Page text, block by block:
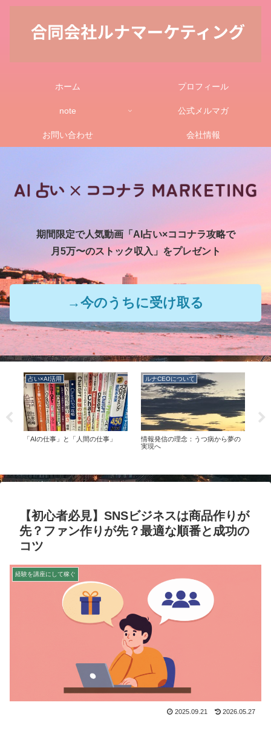
ホーム プロフィール
note 公式メルマガ
お問い合わせ 会社情報
期間限定で人気動画「AI占い×ココナラ攻略で
月5万〜のストック収入」をプレゼント
→今のうちに受け取る
占い×AI活用
「AIの仕事」と「人間の仕事」
ルナCEOについて
情報発信の理念：うつ病から夢の
実現へ
【初心者必見】SNSビジネスは商品作りが
先？ファン作りが先？最適な順番と成功の
コツ
経験を講座にして稼ぐ
2025.09.21 2026.05.27